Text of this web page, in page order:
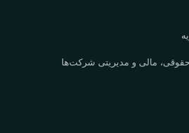
مالی و مدیریتی شرکت‌ها